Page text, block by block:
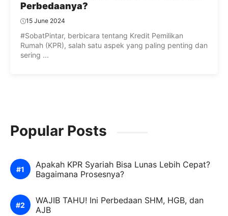
Perbedaanya?
15 June 2024
#SobatPintar, berbicara tentang Kredit Pemilikan
Rumah (KPR), salah satu aspek yang paling penting dan
sering ...
Popular Posts
Apakah KPR Syariah Bisa Lunas Lebih Cepat?
Bagaimana Prosesnya?
WAJIB TAHU! Ini Perbedaan SHM, HGB, dan
AJB